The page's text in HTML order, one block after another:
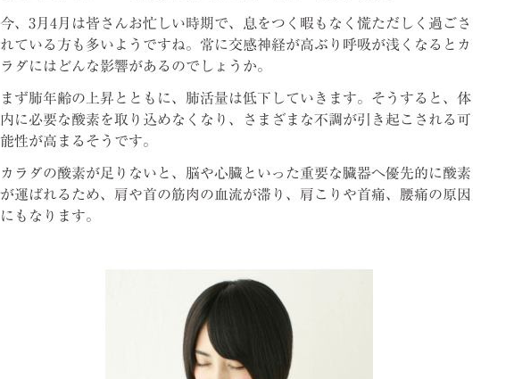
今、3月4月は皆さんお忙しい時期で、息をつく暇もなく慌ただしく過ごさ
れている方も多いようですね。常に交感神経が高ぶり呼吸が浅くなるとカ
ラダにはどんな影響があるのでしょうか。
まず肺年齢の上昇とともに、肺活量は低下していきます。そうすると、体
内に必要な酸素を取り込めなくなり、さまざまな不調が引き起こされる可
能性が高まるそうです。
カラダの酸素が足りないと、脳や心臓といった重要な臓器へ優先的に酸素
が運ばれるため、肩や首の筋肉の血流が滞り、肩こりや首痛、腰痛の原因
にもなります。